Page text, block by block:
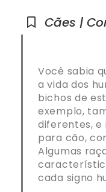
Cães |
Você sabia
a vida dos
bichos de
exemplo,
diferentes, e
para cão,
Algumas
cada signo